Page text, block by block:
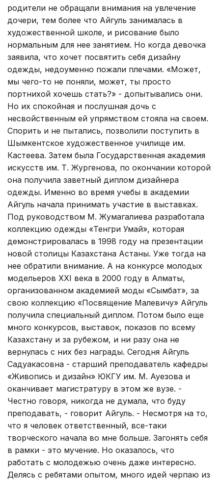
родители не обращали внимания на увлечение
дочери, тем более что Айгуль занималась в
художественной школе, и рисование было
нормальным для нее занятием. Но когда девочка
заявила, что хочет посвятить себя дизайну
одежды, недоуменно пожали плечами. «Может,
мы чего-то не поняли, может, ты просто
портнихой хочешь стать?» - допытывались они.
Но их спокойная и послушная дочь с
несвойственным ей упрямством стояла на своем.
Спорить и не пытались, позволили поступить в
Шымкентское художественное училище им.
Кастеева. Затем была Государственная академия
искусств им. Т. Жургенова, по окончании которой
она получила заветный диплом дизайнера
одежды. Именно во время учебы в академии
Айгуль начала принимать участие в выставках.
Под руководством М. Жумагалиева разработала
коллекцию одежды «Тенгри Умай», которая
демонстрировалась в 1998 году на презентации
новой столицы Казахстана Астаны. Уже тогда на
нее обратили внимание. А на конкурсе молодых
модельеров XXI века в 2000 году в Алматы,
организованном академией моды «Сымбат», за
свою коллекцию «Посвящение Малевичу» Айгуль
получила специальный диплом. Потом было еще
много конкурсов, выставок, показов по всему
Казахстану и за рубежом, и ни разу она не
вернулась с них без награды. Сегодня Айгуль
Садуакасовна - старший преподаватель кафедры
«Живопись и дизайн» ЮКГУ им. М. Ауезова и
оканчивает магистратуру в этом же вузе. -
Честно говоря, никогда не думала, что буду
преподавать, - говорит Айгуль. - Несмотря на то,
что я человек ответственный, все-таки
творческого начала во мне больше. Загонять себя
в рамки - это мучение. Но оказалось, что
работать с молодежью очень даже интересно.
Делясь с ребятами опытом, много идей черпаю из